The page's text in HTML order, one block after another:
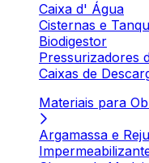
Caixa d' Água
Cisternas e
Biodigestor
Pressurizadores
Caixas de
Materiais para
Argamassa e